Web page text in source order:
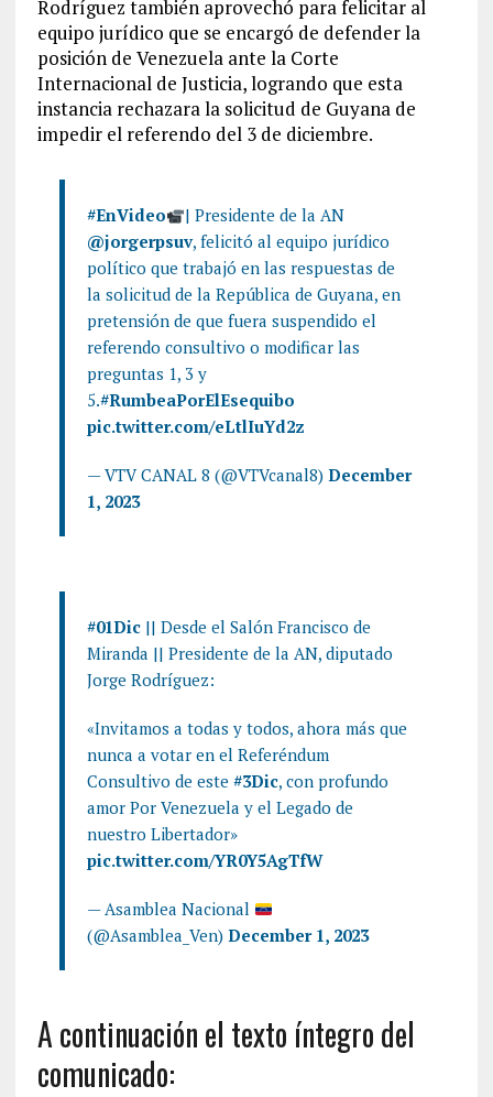
Rodríguez también aprovechó para felicitar al
equipo jurídico que se encargó de defender la
posición de Venezuela ante la Corte
Internacional de Justicia, logrando que esta
instancia rechazara la solicitud de Guyana de
impedir el referendo del 3 de diciembre.
#EnVideo
| Presidente de la AN
@jorgerpsuv, felicitó al equipo jurídico
político que trabajó en las respuestas de
la solicitud de la República de Guyana, en
pretensión de que fuera suspendido el
referendo consultivo o modificar las
preguntas 1, 3 y
5.#RumbeaPorElEsequibo
pic.twitter.com/eLtlIuYd2z
— VTV CANAL 8 (@VTVcanal8) December
1, 2023
#01Dic|| Desde el Salón Francisco de
Miranda || Presidente de la AN, diputado
Jorge Rodríguez:
«Invitamos a todas y todos, ahora más que
nunca a votar en el Referéndum
Consultivo de este #3Dic, con profundo
amor Por Venezuela y el Legado de
nuestro Libertador»
pic.twitter.com/YR0Y5AgTfW
— Asamblea Nacional
(@Asamblea_Ven) December 1, 2023
A continuación el texto íntegro del
comunicado: